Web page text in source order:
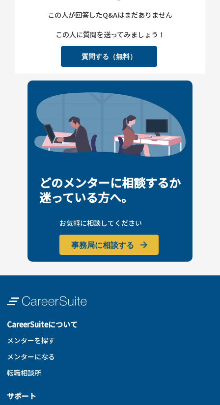
この人が回答したQ&Aはまだありません
この人に質問を送ってみましょう！
質問する（無料）
どのメンターに相談するか
迷っている方へ。
お気軽に相談してください
事務局に相談する
CareerSuiteについて
メンターを探す
メンターになる
転職相談所
サポート